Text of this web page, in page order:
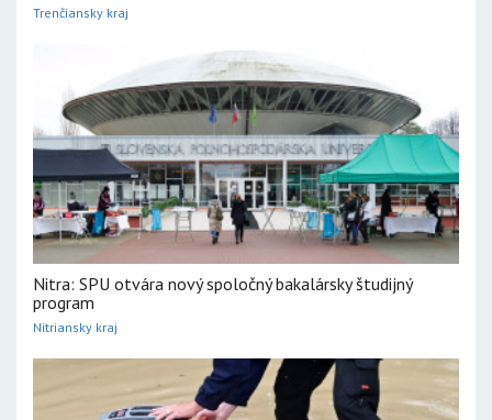
Trenčiansky kraj
Nitra: SPU otvára nový spoločný bakalársky študijný
program
Nitriansky kraj